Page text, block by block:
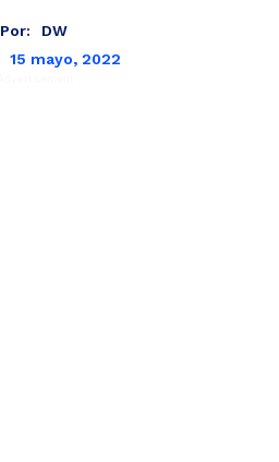
Por:
DW
15 mayo, 2022